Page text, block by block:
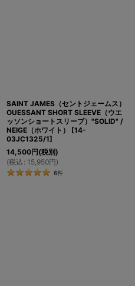
SAINT JAMES（セントジェームス）
OUESSANT SHORT SLEEVE（ウエ
ッソンショートスリーブ）"SOLID" /
NEIGE（ホワイト）
[14-
03JC1325/1]
14,500円(税別)
(税込 : 15,950円)
6件